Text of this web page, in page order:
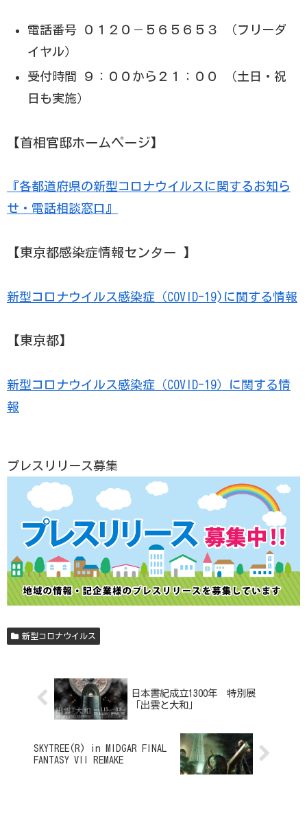
電話番号 ０１２０－５６５６５３ （フリーダ
イヤル）
受付時間 ９：００から２１：００ （土日・祝
日も実施）
【首相官邸ホームページ】
『各都道府県の新型コロナウイルスに関するお知ら
せ・電話相談窓口』
【東京都感染症情報センター 】
新型コロナウイルス感染症（COVID-19)に関する情報
【東京都】
新型コロナウイルス感染症（COVID-19）に関する情
報
プレスリリース募集
新型コロナウイルス
日本書紀成立1300年 特別展
「出雲と大和」
SKYTREE(R) in MIDGAR FINAL
FANTASY VII REMAKE